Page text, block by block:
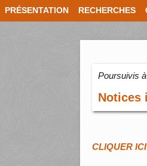
PRÉSENTATION RECHERCHES
Poursuivis
Notices
CLIQUER